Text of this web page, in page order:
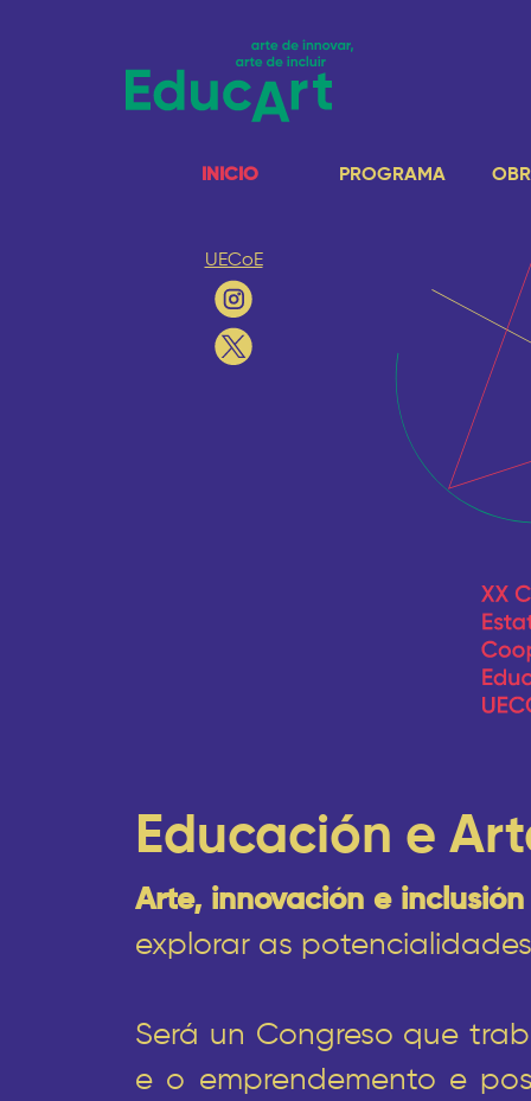
INICIO PROGRAMA
UECoE
Educación e
Arte, innovación e inclusión
explorar as
Será un Congreso que
e o emprendemento e